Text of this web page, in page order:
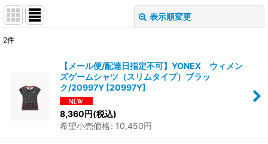
表示順変更
並び順
2件
【メール便/配達日指定不可】YONEX ウィメン
ズゲームシャツ（スリムタイプ）ブラッ
ク/20997Y [20997Y]
8,360円(税込)
希望小売価格: 10,450円